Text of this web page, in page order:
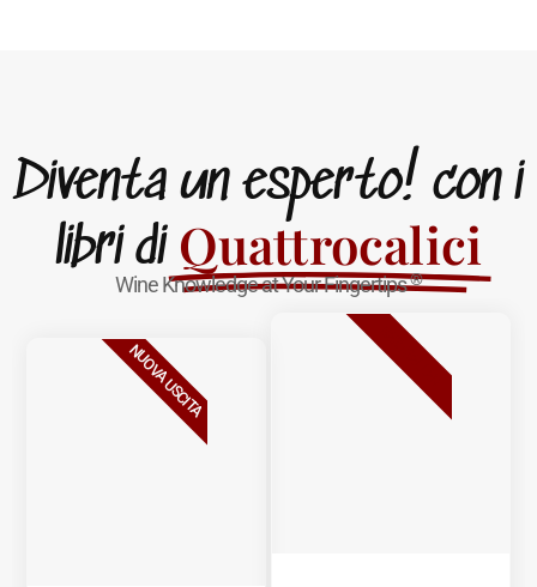
Diventa un esperto! con i
libri di Quattrocalici
Wine Knowledge at Your Fingertips®
NUOVA USCITA BESTSELLER